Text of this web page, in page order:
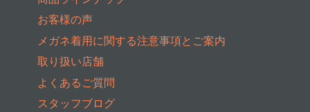
お客様の声
メガネ着用に関する注意事項とご案内
取り扱い店舗
よくあるご質問
スタッフブログ